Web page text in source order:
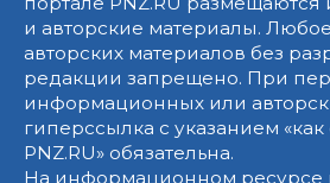
и авторские материалы.
авторских материалов без
редакции запрещено. При
информационных или
гиперссылка с указанием
PNZ.RU» обязательна.
На информационном ресурсе